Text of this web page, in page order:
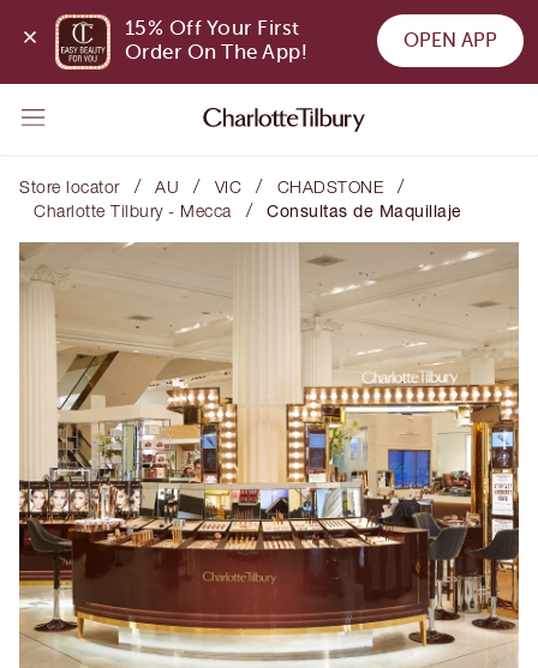
15% Off Your First
Order On The App!
OPEN APP
Store locator / AU / VIC / CHADSTONE /
Charlotte Tilbury - Mecca / Consultas de Maquillaje